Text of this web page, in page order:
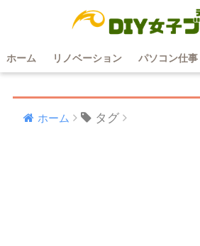
ホーム リノベーション パソコン仕事
ホーム タグ